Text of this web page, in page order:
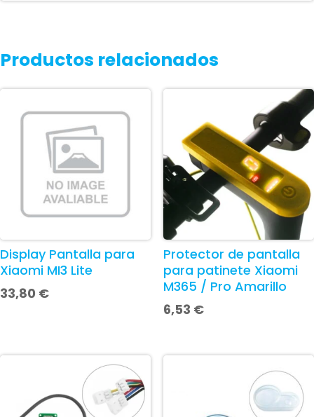
Productos relacionados
Display Pantalla para
Xiaomi MI3 Lite
33,80 €
Protector de pantalla
para patinete Xiaomi
M365 / Pro Amarillo
6,53 €